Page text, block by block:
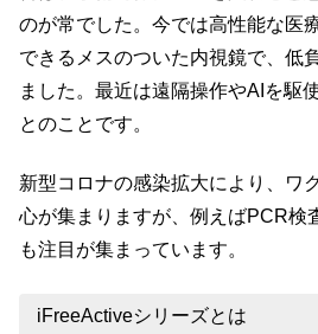
のが常でした。今では高性能な医
できるメスのついた内視鏡で、低
ました。最近は遠隔操作やAIを駆
とのことです。
新型コロナの感染拡大により、ワ
心が集まりますが、例えばPCR検
も注目が集まっています。
iFreeActiveシリーズとは